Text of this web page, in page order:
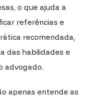
o que ajuda a
referências e
recomendada,
das habilidades e
advogado.
apenas entende as